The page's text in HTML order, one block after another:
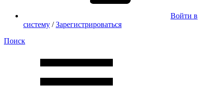
Войти в
систему /Зарегистрироваться
Поиск